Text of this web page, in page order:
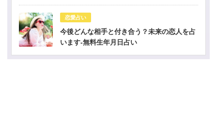
恋愛占い
今後どんな相手と付き合う？未来の恋人を占
います-無料生年月日占い